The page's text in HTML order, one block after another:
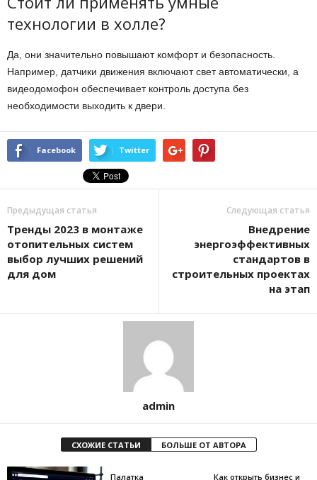
технологии в холле?
Да, они значительно повышают комфорт и безопасность.
Например, датчики движения включают свет автоматически, а
видеодомофон обеспечивает контроль доступа без
необходимости выходить к двери.
Facebook Twitter
Предыдущая статья
Тренды 2023 в монтаже
отопительных систем
выбор лучших решений
для дом
Следующая статья
Внедрение
энергоэффективных
стандартов в
строительных проектах
на этап
admin
СХОЖИЕ СТАТЬИ БОЛЬШЕ ОТ АВТОРА
Палатка Как открыть бизнес и